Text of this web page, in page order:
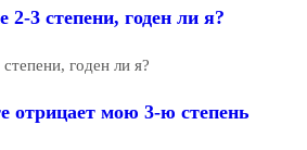
2-3 степени, годен ли я?
годен ли я?
отрицает мою 3-ю степень